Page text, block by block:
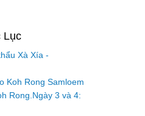
Xà Xía -
Koh Rong Samloem
Rong.Ngày 3 và 4: